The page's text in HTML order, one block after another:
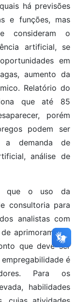
há previsões
e funções, mas
consideram o
artificial, se
em
aumento da
Relatório do
que até 85
porém
podem ser
a demanda de
análise de
que o uso da
consultoria para
analistas com
aprimoramento
que deve ser
é
Para os
habilidades